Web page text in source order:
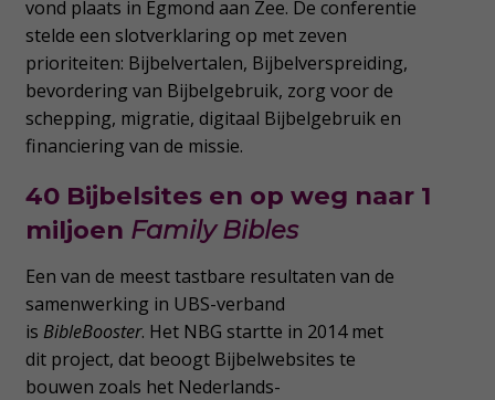
vond plaats in Egmond aan Zee. De conferentie
stelde een slotverklaring op met zeven
prioriteiten: Bijbelvertalen, Bijbelverspreiding,
bevordering van Bijbelgebruik, zorg voor de
schepping, migratie, digitaal Bijbelgebruik en
financiering van de missie.
40 Bijbelsites en op weg naar 1
miljoen Family Bibles
Een van de meest tastbare resultaten van de
samenwerking in UBS-verband
is BibleBooster. Het NBG startte in 2014 met
dit project, dat beoogt Bijbelwebsites te
bouwen zoals het Nederlands-